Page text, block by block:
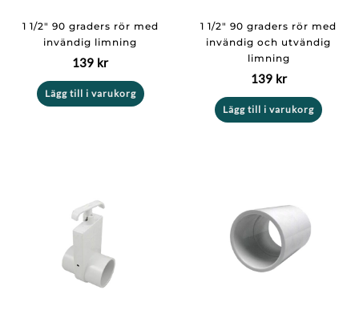
1 1/2″ 90 graders rör med
invändig limning
139 kr
Lägg till i varukorg
1 1/2″ 90 graders rör med
invändig och utvändig
limning
139 kr
Lägg till i varukorg